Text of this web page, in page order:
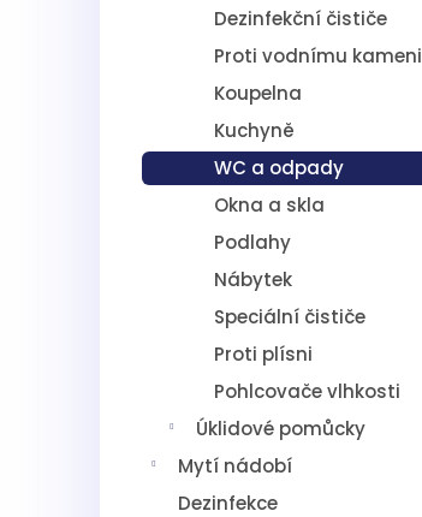
Dezinfekční čističe
Proti vodnímu kameni
Koupelna
Kuchyně
WC a odpady
Okna a skla
Podlahy
Nábytek
Speciální čističe
Proti plísni
Pohlcovače vlhkosti
Úklidové pomůcky
Mytí nádobí
Dezinfekce